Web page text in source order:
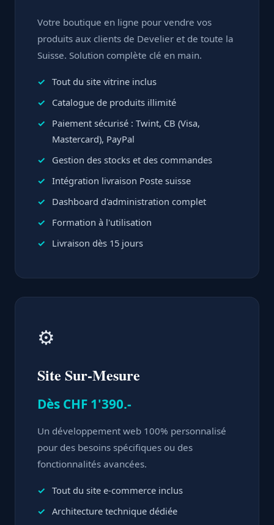
Votre boutique en ligne pour vendre vos
produits aux clients de Develier et de toute la
Suisse. Solution complète clé en main.
Tout du site vitrine inclus
Catalogue de produits illimité
Paiement sécurisé : Twint, CB (Visa,
Mastercard), PayPal
Gestion des stocks et des commandes
Intégration livraison Poste suisse
Dashboard d'administration complet
Formation à l'utilisation
Livraison dès 15 jours
⚙️
Site Sur-Mesure
Dès CHF 1'390.-
Un développement web 100% personnalisé
pour des besoins spécifiques ou des
fonctionnalités avancées.
Tout du site e-commerce inclus
Architecture technique dédiée